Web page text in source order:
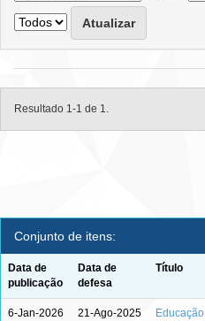
Resultado 1-1 de 1.
Conjunto de itens:
Data de
publicação
Data de
defesa
Título
6-Jan-2026 21-Ago-2025
Educação